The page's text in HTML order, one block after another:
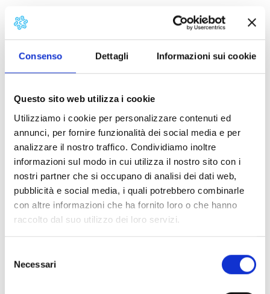
Consenso Dettagli Informazioni sui cookie
Questo sito web utilizza i cookie
Utilizziamo i cookie per personalizzare contenuti ed
annunci, per fornire funzionalità dei social media e per
analizzare il nostro traffico. Condividiamo inoltre
informazioni sul modo in cui utilizza il nostro sito con i
nostri partner che si occupano di analisi dei dati web,
pubblicità e social media, i quali potrebbero combinarle
con altre informazioni che ha fornito loro o che hanno
raccolto dal suo utilizzo dei loro servizi.
delNecessari
Gianni Rodari, nato il 14 aprile 1920 e morto il 23
ottobre 1980, è stato l’unico italiano a ricevere nel 1970
letteratura per ragazzi.
laboratori e narrazioni.
Il progetto è stato realizzato con il contributo della
Fondazione Banca del Monte di Lucca.
Dettagli:
Visite guidate (modalità e orari)